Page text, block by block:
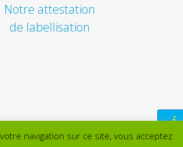
Notre attestation
de labellisation
navigation sur ce site, vous acceptez